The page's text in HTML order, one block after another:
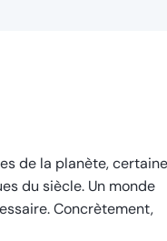
de la planète,
du siècle. Un monde
Concrètement,